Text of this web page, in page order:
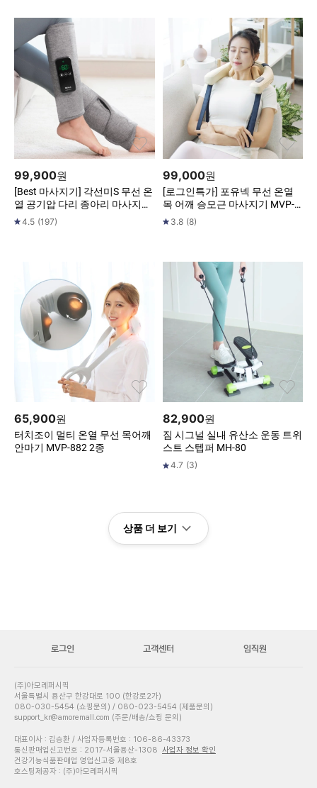
99,900원
[Best 마사지기] 각선미S 무선 온
열 공기압 다리 종아리 마사지기
MVP-7889S
4.5 (197)
99,000원
[로그인특가] 포유넥 무선 온열
목 어깨 승모근 마사지기 MVP-7
05 (색상2종)
3.8 (8)
65,900원
터치조이 멀티 온열 무선 목어깨
안마기 MVP-882 2종
82,900원
짐 시그널 실내 유산소 운동 트위
스트 스텝퍼 MH-80
4.7 (3)
상품 더 보기
로그인 고객센터 임직원
(주)아모레퍼시픽
서울특별시 용산구 한강대로 100 (한강로2가)
080-030-5454 (쇼핑문의) / 080-023-5454 (제품문의)
support_kr@amoremall.com (주문/배송/쇼핑 문의)
대표이사 : 김승환 / 사업자등록번호 : 106-86-43373
통신판매업신고번호 : 2017-서울용산-1308 사업자 정보 확인
건강기능식품판매업 영업신고증 제8호
호스팅제공자 : (주)아모레퍼시픽